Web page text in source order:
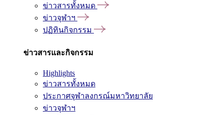
ข่าวสารทั้งหมด
ข่าวจุฬาฯ
ปฏิทินกิจกรรม
ข่าวสารและกิจกรรม
Highlights
ข่าวสารทั้งหมด
ประกาศจุฬาลงกรณ์มหาวิทยาลัย
ข่าวจุฬาฯ